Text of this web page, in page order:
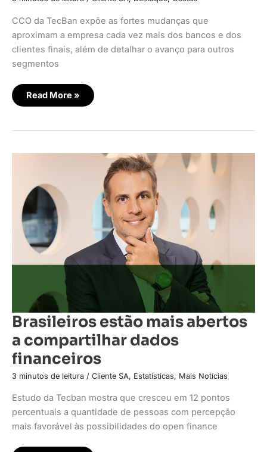
CCO da TecBan expõe as fortes mudanças que
aproximam a empresa cada vez mais dos bancos e dos
clientes finais, além de detalhar o avanço para outros
segmentos
Read More »
Brasileiros estão mais abertos
a compartilhar dados
financeiros
3 minutos de leitura / Cliente SA, Estatísticas, Mais Notícias
Estudo da Tecban mostra que cresceu em 12 pontos
percentuais a quantidade de pessoas com percepção
mais favorável às possibilidades do open finance
Brasileiros
abertos
a
compartilhar
financeiros